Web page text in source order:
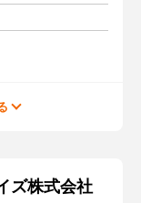
ズ株式会社